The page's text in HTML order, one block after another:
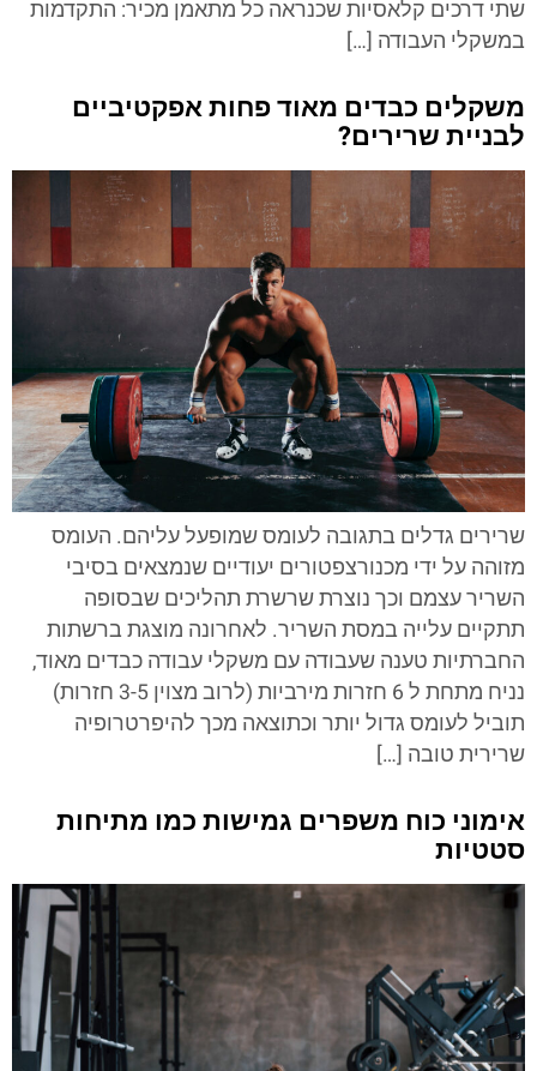
שתי דרכים קלאסיות שכנראה כל מתאמן מכיר: התקדמות
במשקלי העבודה […]
משקלים כבדים מאוד פחות אפקטיביים
לבניית שרירים?
שרירים גדלים בתגובה לעומס שמופעל עליהם. העומס
מזוהה על ידי מכנורצפטורים יעודיים שנמצאים בסיבי
השריר עצמם וכך נוצרת שרשרת תהליכים שבסופה
תתקיים עלייה במסת השריר. לאחרונה מוצגת ברשתות
החברתיות טענה שעבודה עם משקלי עבודה כבדים מאוד,
נניח מתחת ל 6 חזרות מירביות (לרוב מצוין 3-5 חזרות)
תוביל לעומס גדול יותר וכתוצאה מכך להיפרטרופיה
שרירית טובה […]
אימוני כוח משפרים גמישות כמו מתיחות
סטטיות